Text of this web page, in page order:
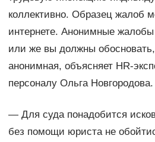
коллективно. Образец жалоб
интернете. Анонимные
или же вы должны
анонимная, объясняет HR-
персоналу Ольга Новгородова.
— Для суда понадобится
без помощи юриста не